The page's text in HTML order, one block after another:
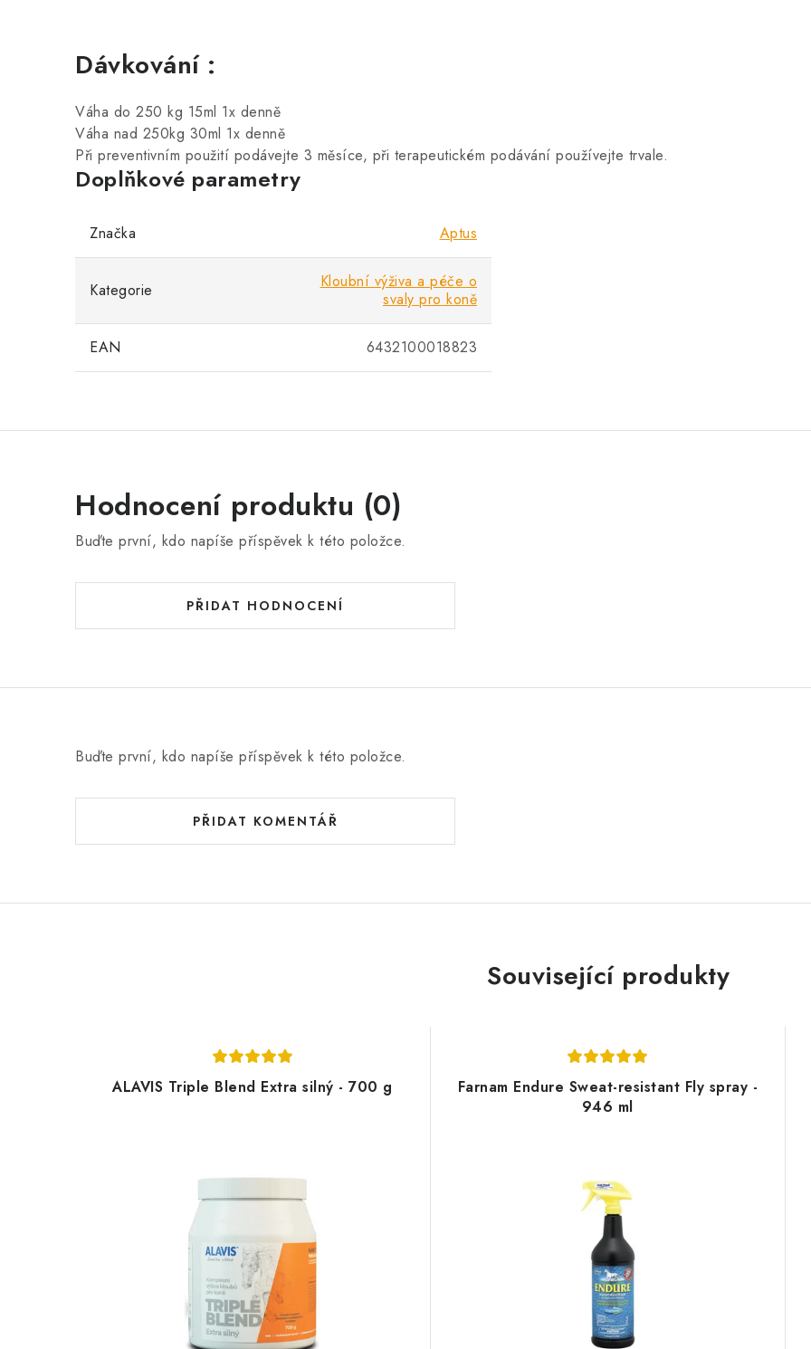
Dávkování :
Váha do 250 kg 15ml 1x denně
Váha nad 250kg 30ml 1x denně
Při preventivním použití podávejte 3 měsíce, při terapeutickém podávání používejte trvale.
Doplňkové parametry
Značka Aptus
Kategorie
Kloubní výživa a péče o
svaly pro koně
EAN 6432100018823
Hodnocení produktu (0)
Buďte první, kdo napíše příspěvek k této položce.
PŘIDAT HODNOCENÍ
Buďte první, kdo napíše příspěvek k této položce.
PŘIDAT KOMENTÁŘ
Související produkty
ALAVIS Triple Blend Extra silný - 700 g
Farnam Endure Sweat-resistant Fly spray -
946 ml